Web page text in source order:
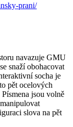
prani/
navazuje GMU
snaží obohacovat
socha je
pět ocelových
jsou volně
slova na pět